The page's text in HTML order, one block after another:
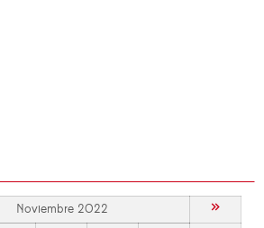
Noviembre 2022 »